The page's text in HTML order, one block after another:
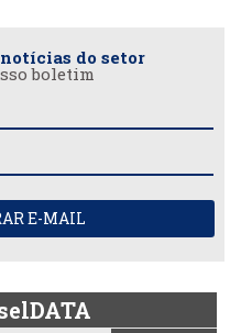
do setor
boletim
E-MAIL